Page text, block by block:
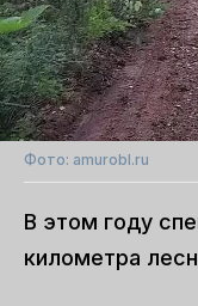
Фото: amurobl.ru
В этом году
километра